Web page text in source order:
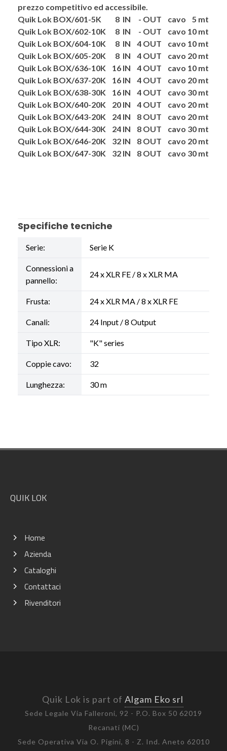
prezzo competitivo ed accessibile.
Quik Lok BOX/601-5K 8 IN - OUT cavo 5 mt
Quik Lok BOX/602-10K 8 IN - OUT cavo 10 mt
Quik Lok BOX/604-10K 8 IN 4 OUT cavo 10 mt
Quik Lok BOX/605-20K 8 IN 4 OUT cavo 20 mt
Quik Lok BOX/636-10K 16 IN 4 OUT cavo 10 mt
Quik Lok BOX/637-20K 16 IN 4 OUT cavo 20 mt
Quik Lok BOX/638-30K 16 IN 4 OUT cavo 30 mt
Quik Lok BOX/640-20K 20 IN 4 OUT cavo 20 mt
Quik Lok BOX/643-20K 24 IN 8 OUT cavo 20 mt
Quik Lok BOX/644-30K 24 IN 8 OUT cavo 30 mt
Quik Lok BOX/646-20K 32 IN 8 OUT cavo 20 mt
Quik Lok BOX/647-30K 32 IN 8 OUT cavo 30 mt
Specifiche tecniche
Serie: Serie K
Connessioni a
pannello:
24 x XLR FE / 8 x XLR MA
Frusta: 24 x XLR MA / 8 x XLR FE
Canali: 24 Input / 8 Output
Tipo XLR: "K" series
Coppie cavo: 32
Lunghezza: 30 m
QUIK LOK
Home
Azienda
Cataloghi
Contattaci
Rivenditori
Quik Lok is part of Algam Eko srl
Sede Legale Via Falleroni, 92 - P.O. Box 50 62019
Recanati (MC)
Sede Operativa Via O. Pigini, 8 - Z. Ind. Aneto 62010